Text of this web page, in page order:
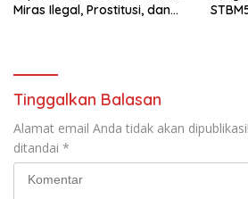
Miras Ilegal, Prostitusi, dan
Tinggalkan Balasan
Alamat email Anda tidak akan
ditandai *